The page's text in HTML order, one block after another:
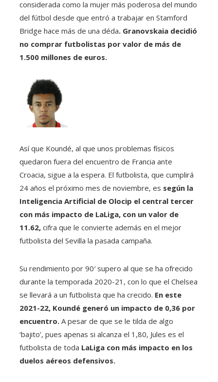
considerada como la mujer más poderosa del mundo
del fútbol desde que entró a trabajar en Stamford
Bridge hace más de una déda. Granovskaia decidió
no comprar futbolistas por valor de más de
1.500 millones de euros.
Así que Koundé, al que unos problemas físicos
quedaron fuera del encuentro de Francia ante
Croacia, sigue a la espera. El futbolista, que cumplirá
24 años el próximo mes de noviembre, es según la
Inteligencia Artificial de Olocip el central tercer
con más impacto de LaLiga, con un valor de
11.62, cifra que le convierte además en el mejor
futbolista del Sevilla la pasada campaña.
Su rendimiento por 90′ supero al que se ha ofrecido
durante la temporada 2020-21, con lo que el Chelsea
se llevará a un futbolista que ha crecido. En este
2021-22, Koundé generó un impacto de 0,36 por
encuentro. A pesar de que se le tilda de algo
‘bajito’, pues apenas si alcanza el 1,80, Jules es el
futbolista de toda LaLiga con más impacto en los
duelos aéreos defensivos.